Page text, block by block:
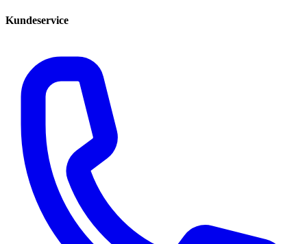
Kundeservice